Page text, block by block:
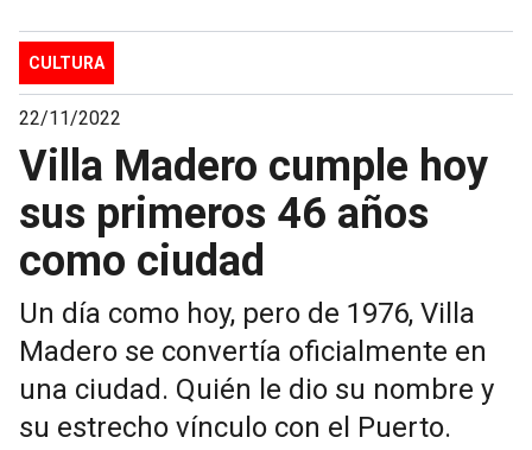
CULTURA
22/11/2022
Villa Madero cumple hoy
sus primeros 46 años
como ciudad
Un día como hoy, pero de 1976, Villa
Madero se convertía oficialmente en
una ciudad. Quién le dio su nombre y
su estrecho vínculo con el Puerto.